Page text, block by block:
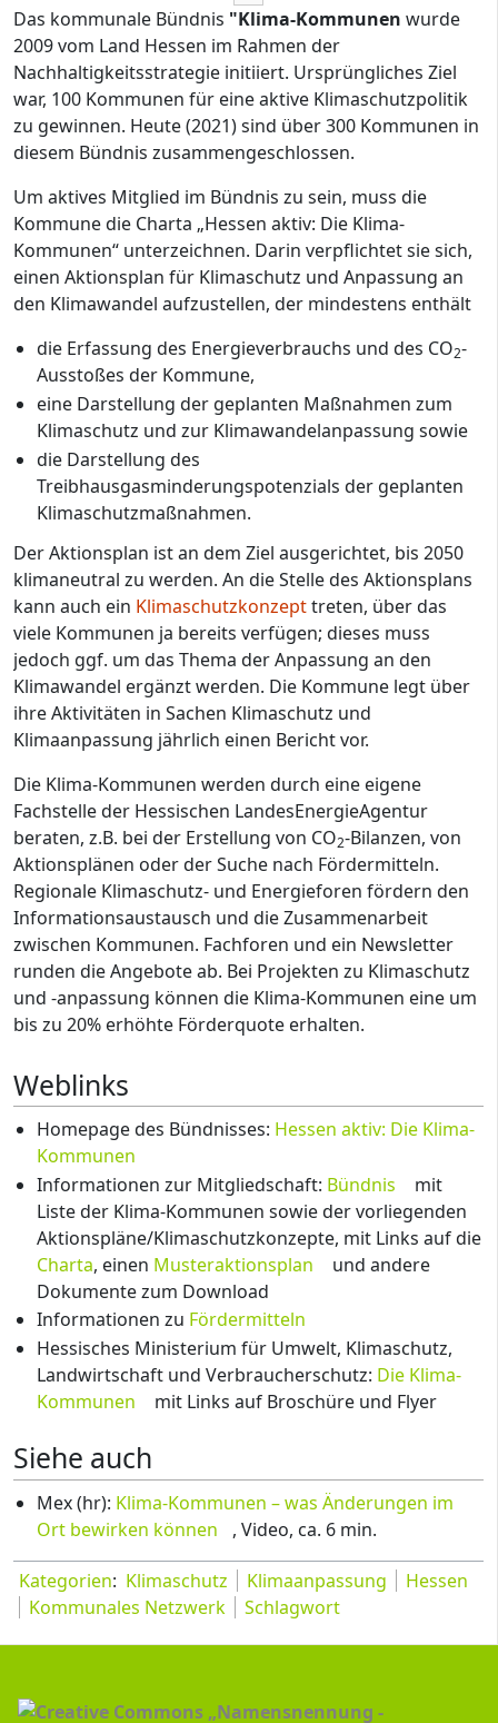
Das kommunale Bündnis "Klima-Kommunen wurde
2009 vom Land Hessen im Rahmen der
Nachhaltigkeitsstrategie initiiert. Ursprüngliches Ziel
war, 100 Kommunen für eine aktive Klimaschutzpolitik
zu gewinnen. Heute (2021) sind über 300 Kommunen in
diesem Bündnis zusammengeschlossen.
Um aktives Mitglied im Bündnis zu sein, muss die
Kommune die Charta „Hessen aktiv: Die Klima-
Kommunen“ unterzeichnen. Darin verpflichtet sie sich,
einen Aktionsplan für Klimaschutz und Anpassung an
den Klimawandel aufzustellen, der mindestens enthält
die Erfassung des Energieverbrauchs und des CO2-
Ausstoßes der Kommune,
eine Darstellung der geplanten Maßnahmen zum
Klimaschutz und zur Klimawandelanpassung sowie
die Darstellung des
Treibhausgasminderungspotenzials der geplanten
Klimaschutzmaßnahmen.
Der Aktionsplan ist an dem Ziel ausgerichtet, bis 2050
klimaneutral zu werden. An die Stelle des Aktionsplans
kann auch ein Klimaschutzkonzepttreten, über das
viele Kommunen ja bereits verfügen; dieses muss
jedoch ggf. um das Thema der Anpassung an den
Klimawandel ergänzt werden. Die Kommune legt über
ihre Aktivitäten in Sachen Klimaschutz und
Klimaanpassung jährlich einen Bericht vor.
Die Klima-Kommunen werden durch eine eigene
Fachstelle der Hessischen LandesEnergieAgentur
beraten, z.B. bei der Erstellung von CO2-Bilanzen, von
Aktionsplänen oder der Suche nach Fördermitteln.
Regionale Klimaschutz- und Energieforen fördern den
Informationsaustausch und die Zusammenarbeit
zwischen Kommunen. Fachforen und ein Newsletter
runden die Angebote ab. Bei Projekten zu Klimaschutz
und -anpassung können die Klima-Kommunen eine um
bis zu 20% erhöhte Förderquote erhalten.
Weblinks
Homepage des Bündnisses: Hessen aktiv: Die Klima-
Kommunen
Informationen zur Mitgliedschaft: Bündnis
mit
Liste der Klima-Kommunen sowie der vorliegenden
Aktionspläne/Klimaschutzkonzepte, mit Links auf die
Charta, einen Musteraktionsplan
und andere
Dokumente zum Download
Informationen zu Fördermitteln
Hessisches Ministerium für Umwelt, Klimaschutz,
Landwirtschaft und Verbraucherschutz: Die Klima-
Kommunen
mit Links auf Broschüre und Flyer
Siehe auch
Mex (hr): Klima-Kommunen – was Änderungen im
Ort bewirken können
, Video, ca. 6 min.
Kategorien: Klimaschutz Klimaanpassung
Hessen
Kommunales Netzwerk
Schlagwort